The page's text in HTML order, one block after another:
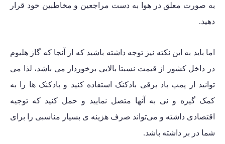
به صورت معلق در هوا به دست مراجعین و مخاطبین خود قرار
دهید.
اما باید به این نکته نیز توجه داشته باشید که از آنجا که گاز هلیوم
در داخل کشور از قیمت نسبتا بالایی برخوردار می باشد، لذا می
توانید از پمپ باد برقی بادکنک استفاده کنید و بادکنک ها را به
کمک گیره و نی به آنها متصل نمایید و حمل کنید که توجیه
اقتصادی داشته و می‌تواند صرف هزینه ی بسیار مناسبی را برای
شما در بر داشته باشد.